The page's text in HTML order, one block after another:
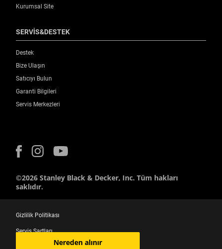
Nereden alınır
Kurumsal Site
SERVİS&DESTEK
Destek
Bize Ulaşın
Satıcıyı Bulun
Garanti Bilgileri
Servis Merkezleri
©2026 Stanley Black & Decker, Inc. Tüm hakları
saklıdır.
Gizlilik Politikası
Servis Şartları
Minden helyszín